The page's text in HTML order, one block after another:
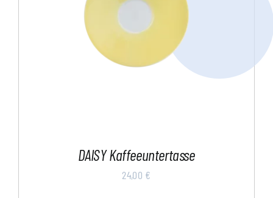
DAISY Kaffeeuntertasse
24,00 €